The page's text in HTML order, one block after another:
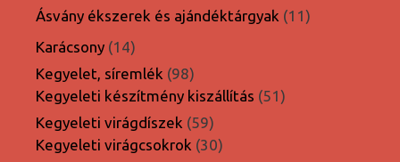
termék
Ásvány ékszerek és ajándéktárgyak 1111
Karácsony 1414
termék
Kegyelet, síremlék 9898
termék
Kegyeleti készítmény kiszállítás 5151
Kegyeleti virágdíszek 5959
termék
Kegyeleti virágcsokrok 3030